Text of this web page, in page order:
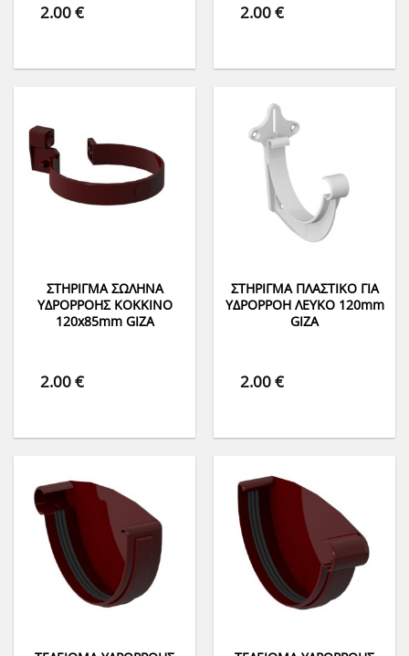
2.00€ 2.00€
ΣΤΗΡΙΓΜΑ ΣΩΛΗΝΑ
ΥΔΡΟΡΡΟΗΣ ΚΟΚΚΙΝΟ
120x85mm GIZA
2.00€
ΣΤΗΡΙΓΜΑ ΠΛΑΣΤΙΚΟ ΓΙΑ
ΥΔΡΟΡΡΟΗ ΛΕΥΚΟ 120mm
GIZA
2.00€